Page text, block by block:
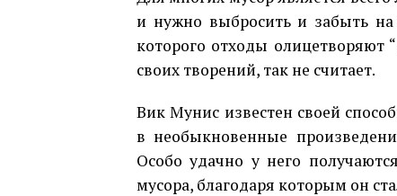
и нужно выбросить и забыть
которого отходы олицетворяют
своих творений, так не считает.
Вик Мунис известен своей
в необыкновенные
Особо удачно у него
мусора, благодаря которым он